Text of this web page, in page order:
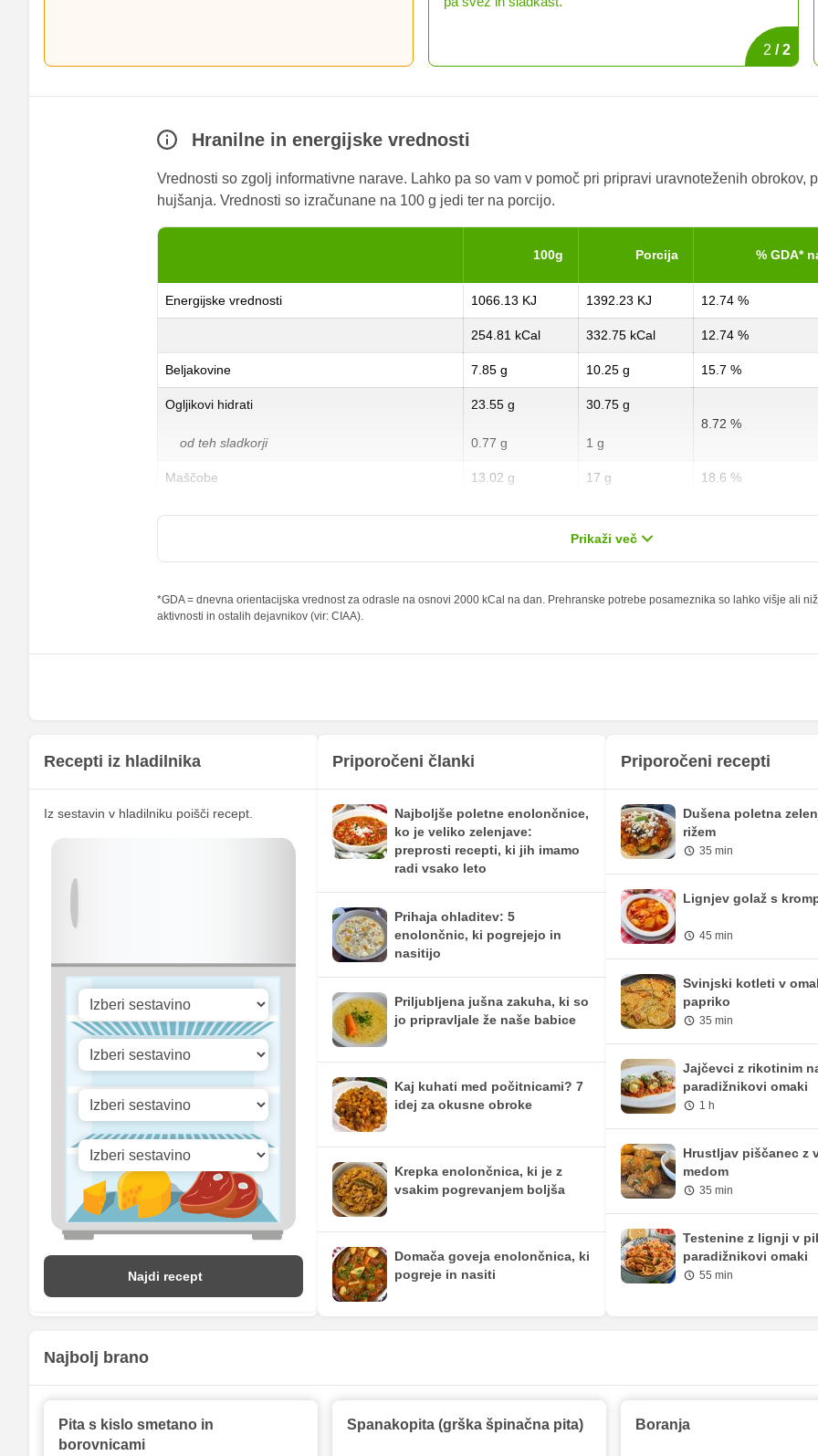
1/2
Hranilne in energijske vrednosti
Vrednosti so zgolj informativne narave. Lahko pa so vam v pomoč pri pripravi uravnoteženih obrokov,
hujšanja. Vrednosti so izračunane na 100 g jedi ter na porcijo.
100g Porcija % GDA*
Energijske vrednosti 1066.13 KJ 1392.23 KJ 12.74 %
254.81 kCal 332.75 kCal 12.74 %
Beljakovine 7.85 g 10.25 g 15.7 %
Ogljikovi hidrati
od teh sladkorji
23.55 g
0.77 g
30.75 g
1 g
8.72 %
Maščobe
od teh nasičene maščobne kisline
13.02 g
2.3 g
17 g
3 g
18.6 %
11.5 %
Železo
Magnezij 13.21 mg 17.25 mg
Fosfor 116.4 mg 152 mg
Cink 0.38 mg 0.5 mg
21.44 mg 28 mg
217.48 iu
0 mg 0 mg
1.34 mg 1.75 mg
Vitamin D
Prikaži več
*GDA = dnevna orientacijska vrednost za odrasle na osnovi 2000 kCal na dan. Prehranske potrebe posameznika so lahko višje ali
aktivnosti in ostalih dejavnikov (vir: CIAA).
Recepti iz hladilnika
Iz sestavin v hladilniku poišči recept.
Najdi recept
Priporočeni članki
Najboljše poletne enolončnice,
ko je veliko zelenjave:
preprosti recepti, ki jih imamo
radi vsako leto
Prihaja ohladitev: 5
enolončnic, ki pogrejejo in
nasitijo
Priljubljena jušna zakuha, ki so
jo pripravljale že naše babice
Kaj kuhati med počitnicami? 7
idej za okusne obroke
Krepka enolončnica, ki je z
vsakim pogrevanjem boljša
Domača goveja enolončnica, ki
pogreje in nasiti
Priporočeni recepti
Dušena poletna
rižem
35 min
Lignjev golaž s
45 min
Svinjski kotleti v
papriko
35 min
Jajčevci z rikotinim
paradižnikovi omaki
1 h
Hrustljav piščanec z
medom
35 min
Testenine z lignji v
paradižnikovi omaki
55 min
Najbolj brano
Pita s kislo smetano in
borovnicami
Spanakopita (grška špinačna pita) Boranja